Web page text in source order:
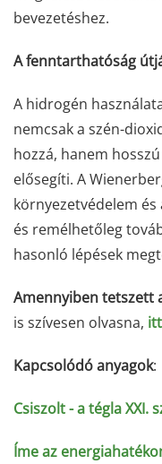
bevezetéshez.
A fenntarthatóság
A hidrogén
nemcsak a szén-
hozzá, hanem
elősegíti. A
környezetvédelem
és remélhetőleg
hasonló lépések
Amennyiben tetszett
is szívesen olvasna,
Kapcsolódó anyagok:
Csiszolt - a tégla XXI.
Íme az